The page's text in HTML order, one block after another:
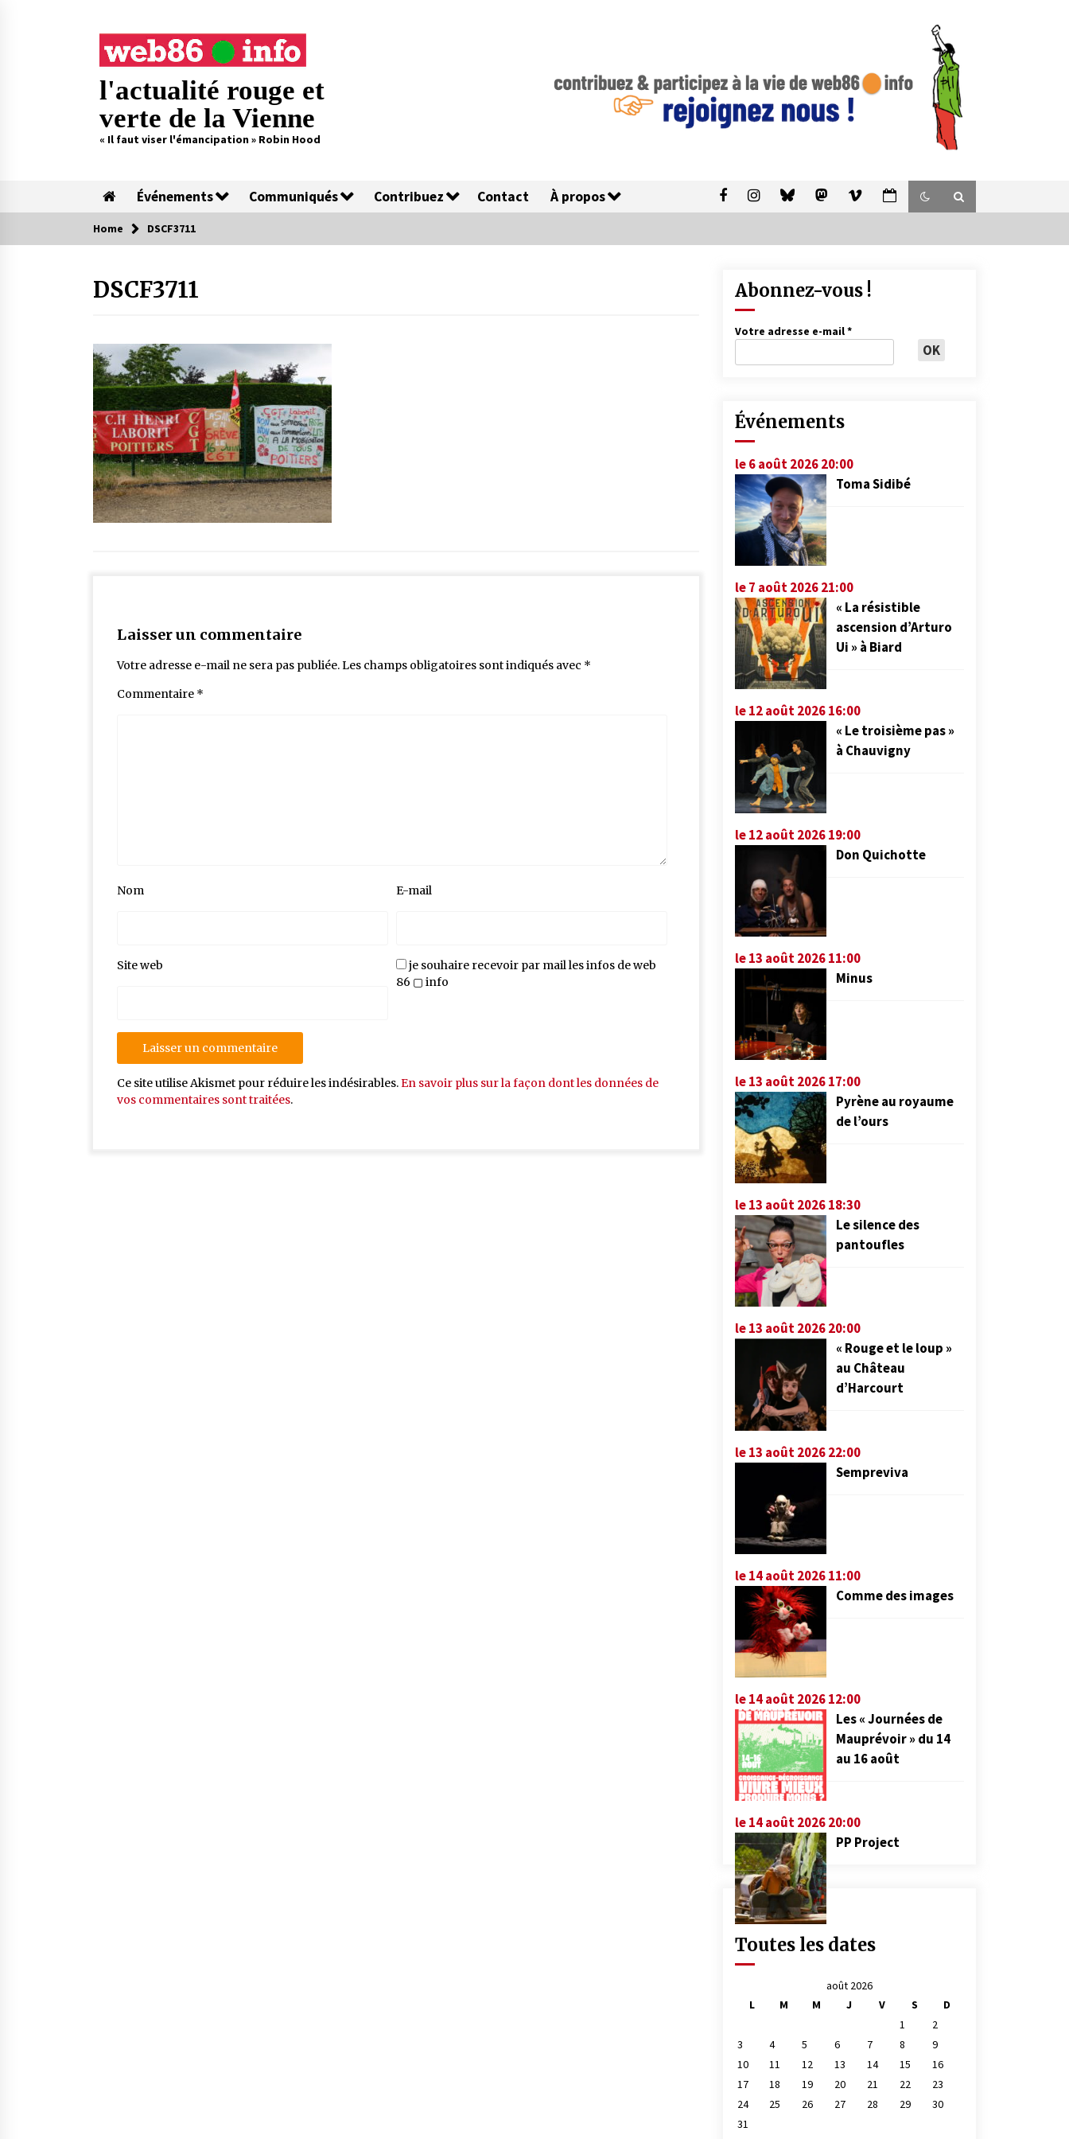
l'actualité rouge et
verte de la Vienne
« Il faut viser l'émancipation » Robin Hood
Événements Communiqués Contribuez Contact À propos
Home DSCF3711
DSCF3711
Laisser un commentaire
Votre adresse e-mail ne sera pas publiée.Les champs obligatoires sont indiqués avec *
Commentaire *
Nom E-mail
Site web
je souhaire recevoir par mail les infos de web
86 ▢ info
Ce site utilise Akismet pour réduire les indésirables.En savoir plus sur la façon dont les données de
vos commentaires sont traitées.
Abonnez-vous !
Votre adresse e-mail*
Événements
le 6 août 2026 20:00
Toma Sidibé
le 7 août 2026 21:00
« La résistible
ascension d’Arturo
Ui » à Biard
le 12 août 2026 16:00
« Le troisième pas »
à Chauvigny
le 12 août 2026 19:00
Don Quichotte
le 13 août 2026 11:00
Minus
le 13 août 2026 17:00
Pyrène au royaume
de l’ours
le 13 août 2026 18:30
Le silence des
pantoufles
le 13 août 2026 20:00
« Rouge et le loup »
au Château
d’Harcourt
le 13 août 2026 22:00
Sempreviva
le 14 août 2026 11:00
Comme des images
le 14 août 2026 12:00
Les « Journées de
Mauprévoir » du 14
au 16 août
le 14 août 2026 20:00
PP Project
Toutes les dates
août 2026
L
M M J V S
D
1
2
3
4 5 6 7 8
9
10
11 12 13 14 15
16
17
18 19 20 21 22
23
24
25 26 27 28 29
30
31